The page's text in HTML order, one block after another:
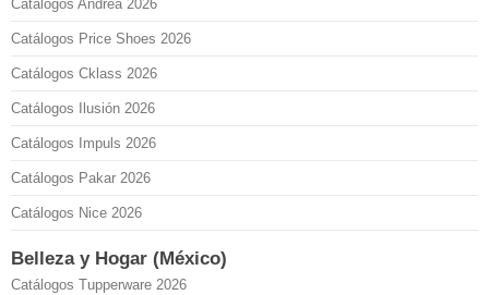
Catálogos Andrea 2026
Catálogos Price Shoes 2026
Catálogos Cklass 2026
Catálogos Ilusión 2026
Catálogos Impuls 2026
Catálogos Pakar 2026
Catálogos Nice 2026
Belleza y Hogar (México)
Catálogos Tupperware 2026